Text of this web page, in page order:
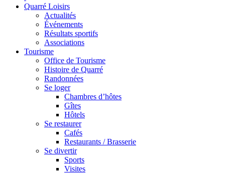
Quarré Loisirs
Actualités
Événements
Résultats sportifs
Associations
Tourisme
Office de Tourisme
Histoire de Quarré
Randonnées
Se loger
Chambres d’hôtes
Gîtes
Hôtels
Se restaurer
Cafés
Restaurants / Brasserie
Se divertir
Sports
Visites